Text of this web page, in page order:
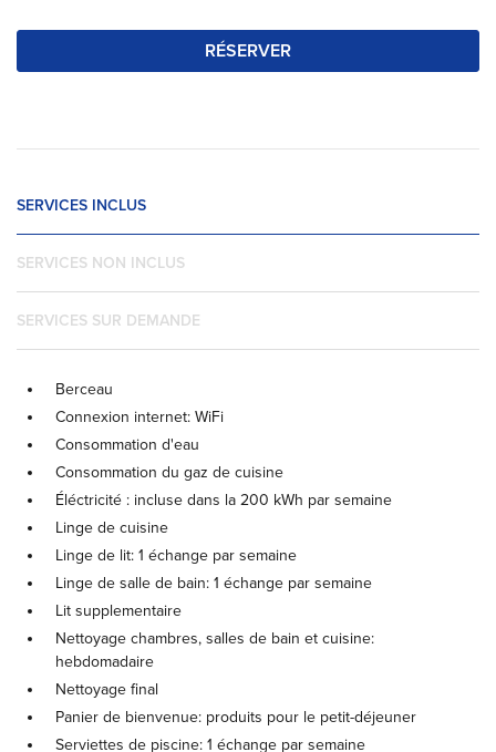
RÉSERVER
SERVICES INCLUS
SERVICES NON INCLUS
SERVICES SUR DEMANDE
Berceau
Connexion internet: WiFi
Consommation d'eau
Consommation du gaz de cuisine
Éléctricité : incluse dans la 200 kWh par semaine
Linge de cuisine
Linge de lit: 1 échange par semaine
Linge de salle de bain: 1 échange par semaine
Lit supplementaire
Nettoyage chambres, salles de bain et cuisine:
hebdomadaire
Nettoyage final
Panier de bienvenue: produits pour le petit-déjeuner
Serviettes de piscine: 1 échange par semaine